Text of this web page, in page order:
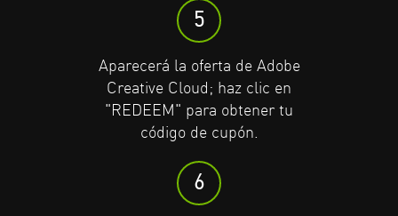
5
Aparecerá la oferta de Adobe
Creative Cloud; haz clic en
"REDEEM" para obtener tu
código de cupón.
6
6
Haz clic en "COPIAR"; haz clic
en "Completa tu canje
siguiendo este enlace", pega el
código y haz clic en "validar".
7
6
Haz clic en "COPIAR"; haz clic
en "Completa tu canje
siguiendo este enlace", pega el
código y haz clic en "validar".
7